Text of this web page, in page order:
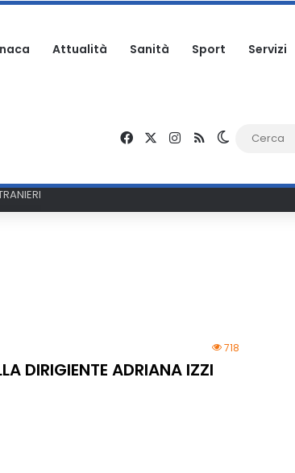
Attualità Sanità Sport Servizi
FacebookInstagram
RSS Cambia
718
DIRIGIENTE ADRIANA IZZI